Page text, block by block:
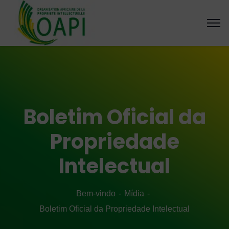
Boletim Oficial da
Propriedade
Intelectual
Bem-vindo
Mídia
Boletim Oficial da Propriedade Intelectual